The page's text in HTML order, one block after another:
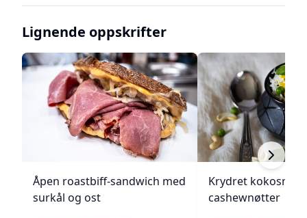
Lignende oppskrifter
Åpen roastbiff-sandwich med
surkål og ost
Krydret kokosris
cashewnøtter